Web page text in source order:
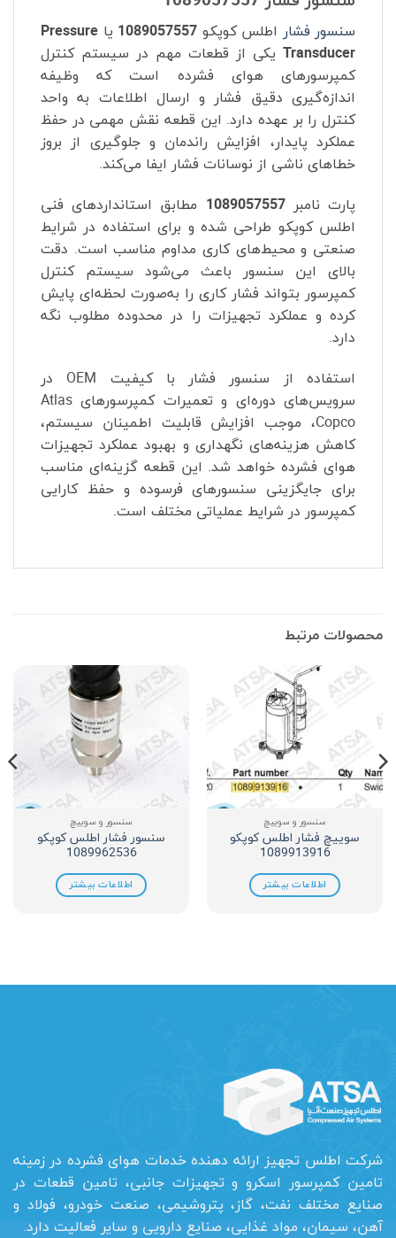
سنسور فشار اطلس کوپکو 1089057557 یا Pressure
Transducer یکی از قطعات مهم در سیستم کنترل
کمپرسورهای هوای فشرده است که وظیفه
اندازه‌گیری دقیق فشار و ارسال اطلاعات به واحد
کنترل را بر عهده دارد. این قطعه نقش مهمی در حفظ
عملکرد پایدار، افزایش راندمان و جلوگیری از بروز
خطاهای ناشی از نوسانات فشار ایفا می‌کند.
پارت نامبر1089057557 مطابق استانداردهای فنی
اطلس کوپکو طراحی شده و برای استفاده در شرایط
صنعتی و محیط‌های کاری مداوم مناسب است. دقت
بالای این سنسور باعث می‌شود سیستم کنترل
کمپرسور بتواند فشار کاری را به‌صورت لحظه‌ای پایش
کرده و عملکرد تجهیزات را در محدوده مطلوب نگه
دارد.
استفاده از سنسور فشار با کیفیت OEM در
سرویس‌های دوره‌ای و تعمیرات کمپرسورهای Atlas
Copco، موجب افزایش قابلیت اطمینان سیستم،
کاهش هزینه‌های نگهداری و بهبود عملکرد تجهیزات
هوای فشرده خواهد شد. این قطعه گزینه‌ای مناسب
برای جایگزینی سنسورهای فرسوده و حفظ کارایی
کمپرسور در شرایط عملیاتی مختلف است.
محصولات مرتبط
سنسور و سوییچ
سوییچ فشار اطلس کوپکو
1089913916
اطلاعات بیشتر
سنسور و سوییچ
سنسور فشار اطلس کوپکو
1089962536
اطلاعات بیشتر
شرکت اطلس تجهیز ارائه دهنده خدمات هوای فشرده در زمینه
تامین کمپرسور اسکرو و تجهیزات جانبی، تامین قطعات در
صنایع مختلف نفت، گاز، پتروشیمی، صنعت خودرو، فولاد و
آهن، سیمان، مواد غذایی، صنایع دارویی و سایر فعالیت دارد.